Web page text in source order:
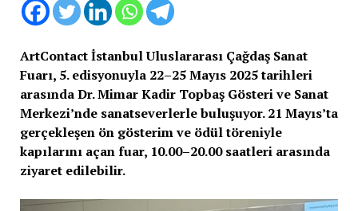
ArtContact İstanbul Uluslararası Çağdaş Sanat
Fuarı, 5. edisyonuyla 22–25 Mayıs 2025 tarihleri
arasında Dr. Mimar Kadir Topbaş Gösteri ve Sanat
Merkezi’nde sanatseverlerle buluşuyor. 21 Mayıs’ta
gerçekleşen ön gösterim ve ödül töreniyle
kapılarını açan fuar, 10.00–20.00 saatleri arasında
ziyaret edilebilir.